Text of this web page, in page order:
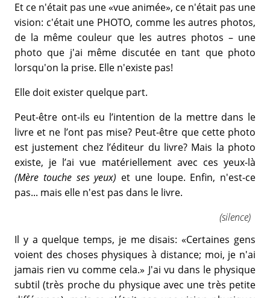
Et ce n'était pas une «vue animée», ce n'était pas une
vision: c'était une PHOTO, comme les autres photos,
de la même couleur que les autres photos – une
photo que j'ai même discutée en tant que photo
lorsqu'on la prise. Elle n'existe pas!
Elle doit exister quelque part.
Peut-être ont-ils eu l’intention de la mettre dans le
livre et ne l’ont pas mise? Peut-être que cette photo
est justement chez l’éditeur du livre? Mais la photo
existe, je l’ai vue matériellement avec ces yeux-là
(Mère touche ses yeux) et une loupe. Enfin, n'est-ce
pas... mais elle n'est pas dans le livre.
(silence)
Il y a quelque temps, je me disais: «Certaines gens
voient des choses physiques à distance; moi, je n'ai
jamais rien vu comme cela.» J'ai vu dans le physique
subtil (très proche du physique avec une très petite